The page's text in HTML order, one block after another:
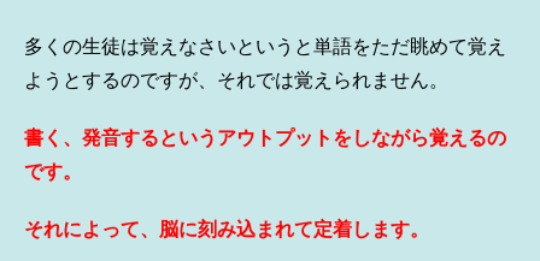
多くの生徒は覚えなさいというと単語をただ眺めて覚え
ようとするのですが、それでは覚えられません。
書く、発音するというアウトプットをしながら覚えるの
です。
それによって、脳に刻み込まれて定着します。